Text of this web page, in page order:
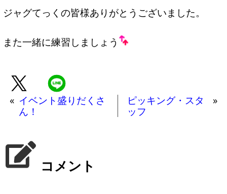
ジャグてっくの皆様ありがとうございました。
また一緒に練習しましょう
« イベント盛りだくさ
ん！
ピッキング・スタ
ッフ
»
コメント